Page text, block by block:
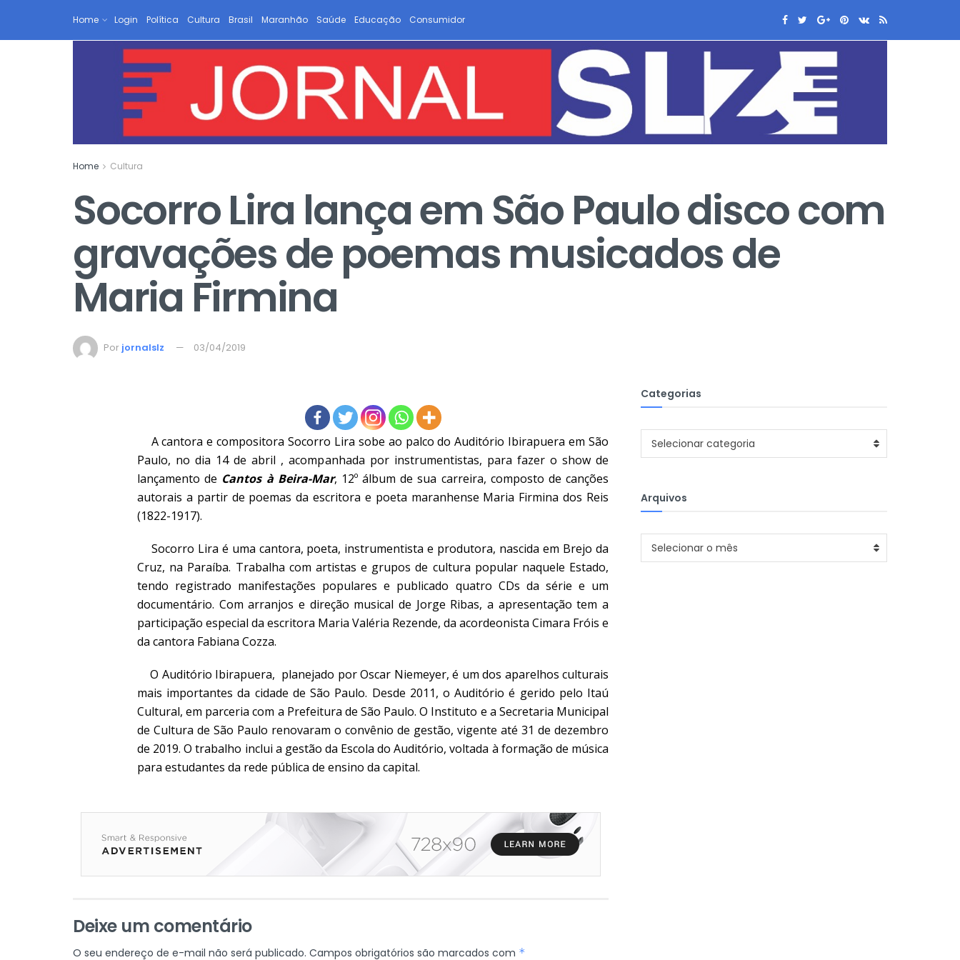
Home Login Política Cultura Brasil Maranhão Saúde Educação Consumidor
Home Cultura
Socorro Lira lança em São Paulo disco com
gravações de poemas musicados de
Maria Firmina
Por jornalslz 03/04/2019
A cantora e compositora Socorro Lira sobe ao palco do Auditório Ibirapuera em São
Paulo, no dia 14 de abril , acompanhada por instrumentistas, para fazer o show de
lançamento de Cantos à Beira-Mar, 12º álbum de sua carreira, composto de canções
autorais a partir de poemas da escritora e poeta maranhense Maria Firmina dos Reis
(1822-1917).
Socorro Lira é uma cantora, poeta, instrumentista e produtora, nascida em Brejo da
Cruz, na Paraíba. Trabalha com artistas e grupos de cultura popular naquele Estado,
tendo registrado manifestações populares e publicado quatro CDs da série e um
documentário. Com arranjos e direção musical de Jorge Ribas, a apresentação tem a
participação especial da escritora Maria Valéria Rezende, da acordeonista Cimara Fróis e
da cantora Fabiana Cozza.
O Auditório Ibirapuera, planejado por Oscar Niemeyer, é um dos aparelhos culturais
mais importantes da cidade de São Paulo. Desde 2011, o Auditório é gerido pelo Itaú
Cultural, em parceria com a Prefeitura de São Paulo. O Instituto e a Secretaria Municipal
de Cultura de São Paulo renovaram o convênio de gestão, vigente até 31 de dezembro
de 2019. O trabalho inclui a gestão da Escola do Auditório, voltada à formação de música
para estudantes da rede pública de ensino da capital.
Deixe um comentário
O seu endereço de e-mail não será publicado. Campos obrigatórios são marcados com *
Categorias
Categorias
Selecionar categoria
Arquivos
Arquivos
Selecionar o mês